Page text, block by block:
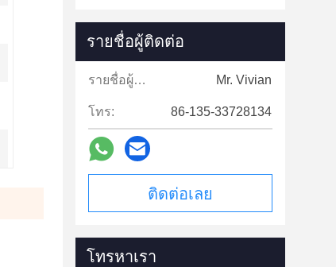
รายชื่อผู้ติดต่อ
รายชื่อผู้ติดต่อ: Mr. Vivian
โทร: 86-135-33728134
ติดต่อเลย
โทรหาเรา